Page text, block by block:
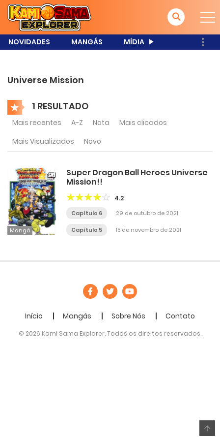
NOVIDADES MANGÁS MÍDIA
Universe Mission
1 RESULTADO
Mais recentes A-Z Nota
Mais clicados
Mais Visualizados
Novo
Mangá
Super Dragon Ball Heroes Universe
Mission!!
4.2
Capítulo 6 29 de outubro de 2021
Capítulo 5 15 de novembro de 2021
Início Mangás Sobre Nós Contato
© 2026 Kami Sama Explorer. Todos os direitos reservados.